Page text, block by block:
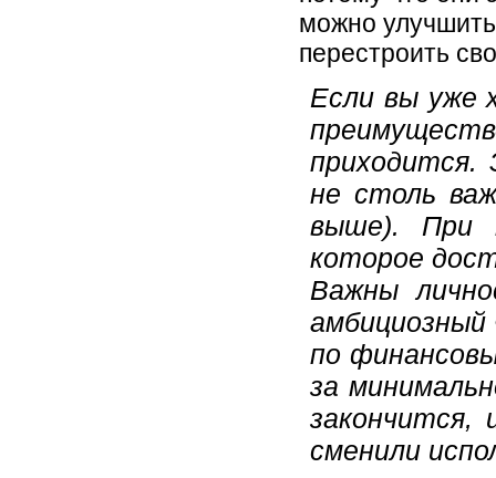
можно
перестроить
Если вы уже
приходится.
не столь
выше). При
которое
Важны
по
за
закончится,
сменили